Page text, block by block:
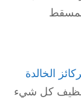
بمسقط
الخالدة
تنظيف كل شيء